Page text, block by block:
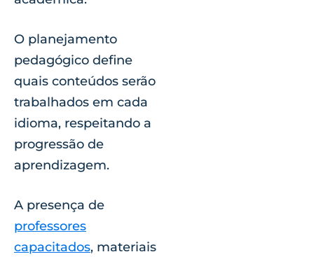
O planejamento
pedagógico define
quais conteúdos serão
trabalhados em cada
idioma, respeitando a
progressão de
aprendizagem.
A presença de
professores
capacitados, materiais